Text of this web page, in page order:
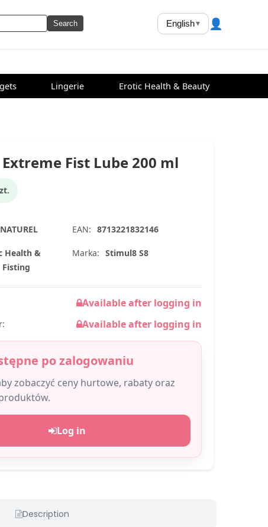
Search English▾ 👤
Lingerie Erotic Health & Beauty
Fist Lube 200 ml
EAN: 8713221832146
Health &
Fisting
Marka: Stimul8 S8
Available after logging in
Available after logging in
po zalogowaniu
zobaczyć ceny hurtowe, rabaty oraz
Log in
Description